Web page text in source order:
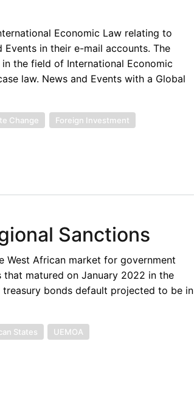
Economic Law relating to
in their e-mail accounts. The
the field of International Economic
law. News and Events with a Global
Change
Foreign Investment
Sanctions
West African market for government
matured on January 2022 in the
bonds default projected to be in
States
UEMOA